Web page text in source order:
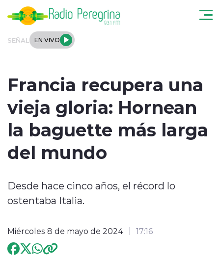
SEÑAL EN VIVO
Tendencias
Podcast
Deportes
Programación
Francia recupera una
vieja gloria: Hornean
la baguette más larga
del mundo
Desde hace cinco años, el récord lo
ostentaba Italia.
Miércoles 8 de mayo de 2024 17:16